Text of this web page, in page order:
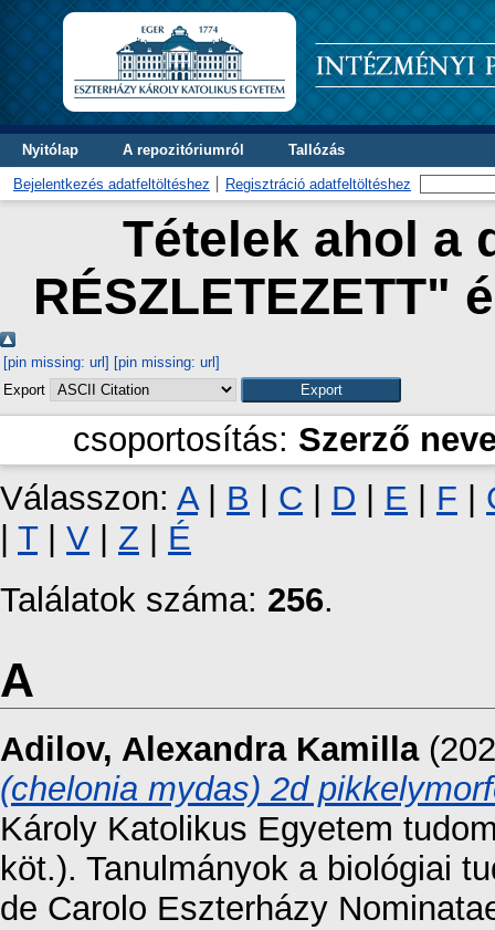
Nyitólap A repozitóriumról Tallózás
Bejelentkezés adatfeltöltéshez Regisztráció adatfeltöltéshez
Tételek ahol a
RÉSZLETEZETT"
[pin missing: url] [pin missing: url]
Export
csoportosítás: Szerző
Válasszon: A| B C D E F
T| V Z
É
Találatok száma: 256.
A
Adilov, Alexandra Kamilla
(chelonia mydas) 2d
Károly Katolikus Egyetem
köt.). Tanulmányok a biológiai
de Carolo Eszterházy